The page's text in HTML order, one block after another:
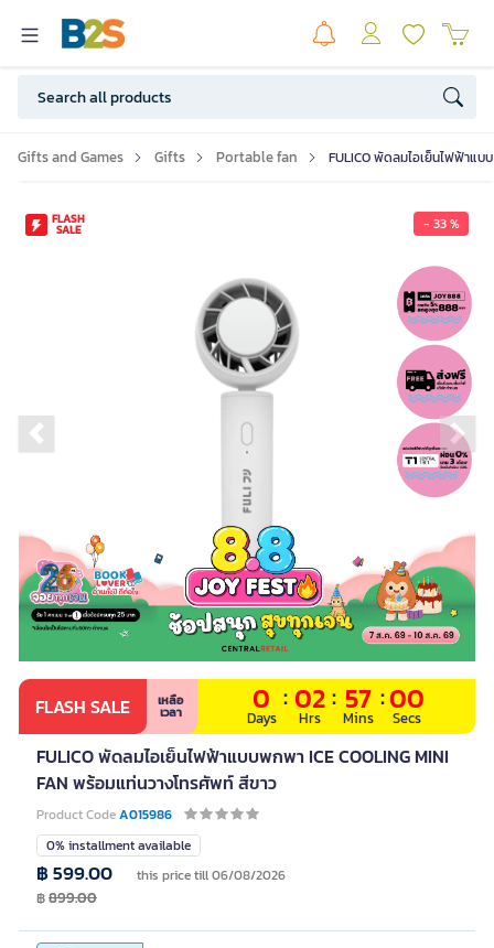
Gifts and Games Gifts Portable fan FULICO พัดลมไอเย็นไฟฟ้าแบ
FLASH
SALE - 33 %
Previous slide
FLASH SALE เหลือ
เวลา 0
Days
: 02
Hrs
: 57
Mins
:00
Secs
FULICO พัดลมไอเย็นไฟฟ้าแบบพกพา ICE COOLING MINI
FAN พร้อมแท่นวางโทรศัพท์ สีขาว
Product CodeA015986
0% installment available
฿ 599.00 this price till 06/08/2026
฿899.00